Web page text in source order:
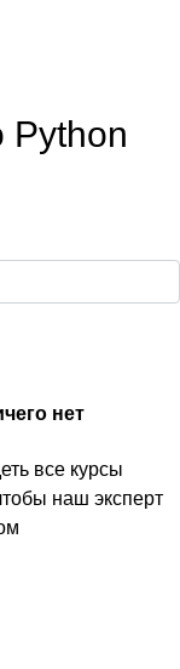
Python
нет
все курсы
наш эксперт